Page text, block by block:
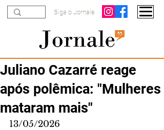
Siga o Jornale
Juliano Cazarré reage
após polêmica: "Mulheres
mataram mais"
13/05/2026